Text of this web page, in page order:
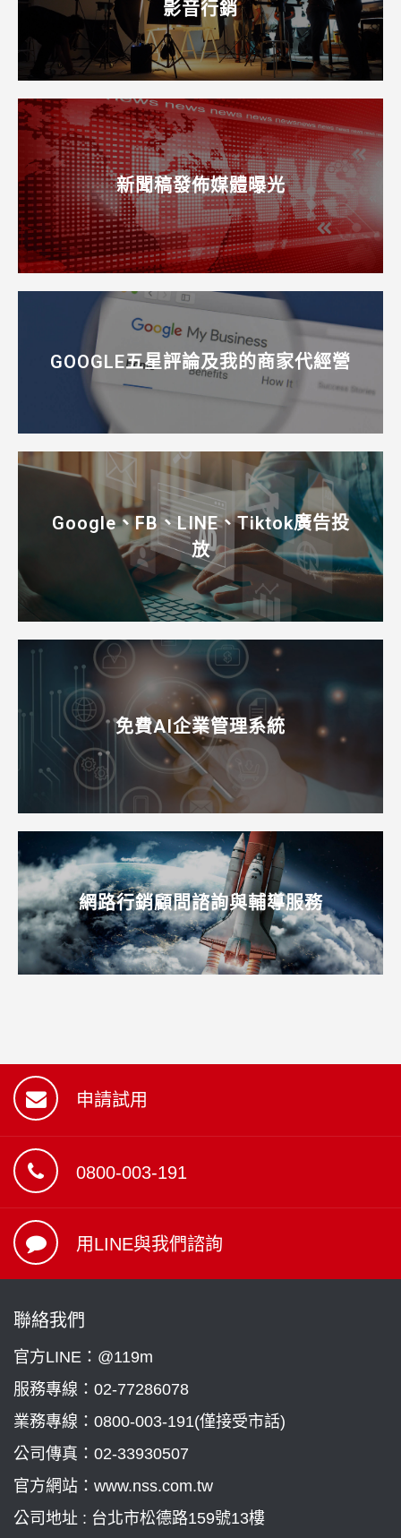
影音行銷
新聞稿發佈媒體曝光
GOOGLE五星評論及我的商家代經營
Google、FB、LINE、Tiktok廣告投
放
免費AI企業管理系統
網路行銷顧問諮詢與輔導服務
申請試用
0800-003-191
用LINE與我們諮詢
聯絡我們
官方LINE：@119m
服務專線： 02-77286078
業務專線： 0800-003-191(僅接受市話)
公司傳真：02-33930507
官方網站：www.nss.com.tw
公司地址 : 台北市松德路159號13樓